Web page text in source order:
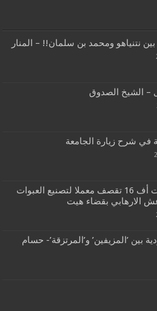
بين نتنياهو ومحمد بن سلمان!! – المنار
– الشيخ الصدوق
في شرح زيارة الجامعة
الانبار طائرات أف 16 تقصف معملا لتصنيع العبوات
الارهابي بقضاء هيت
بين ’المزيفين’ و’المرتزقة’- حسام